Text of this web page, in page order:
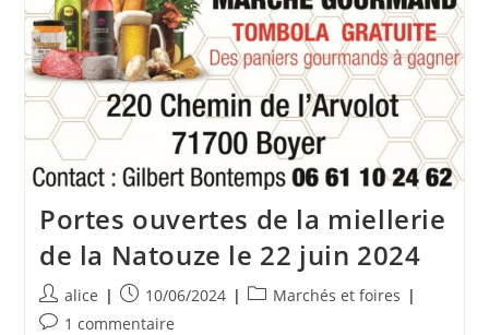
Portes ouvertes de la miellerie
de la Natouze le 22 juin 2024
Auteur/autrice
de
alice
Publication
publiée :
10/06/2024
PostMarchés et foires
Commentaires
1 commentaire